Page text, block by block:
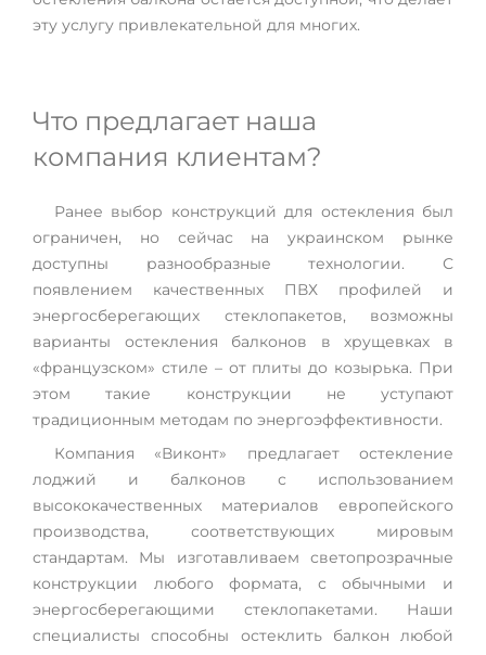
эту услугу привлекательной для многих.
Что предлагает наша
компания клиентам?
Ранее выбор конструкций для остекления был
ограничен, но сейчас на украинском рынке
доступны разнообразные технологии. С
появлением качественных ПВХ профилей и
энергосберегающих стеклопакетов, возможны
варианты остекления балконов в хрущевках в
«французском» стиле – от плиты до козырька. При
этом такие конструкции не уступают
традиционным методам по энергоэффективности.
Компания «Виконт» предлагает остекление
лоджий и балконов с использованием
высококачественных материалов европейского
производства, соответствующих мировым
стандартам. Мы изготавливаем светопрозрачные
конструкции любого формата, с обычными и
энергосберегающими стеклопакетами. Наши
специалисты способны остеклить балкон любой